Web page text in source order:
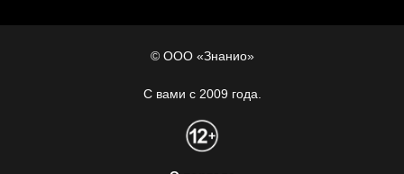
© ООО «Знанио»
С вами с 2009 года.